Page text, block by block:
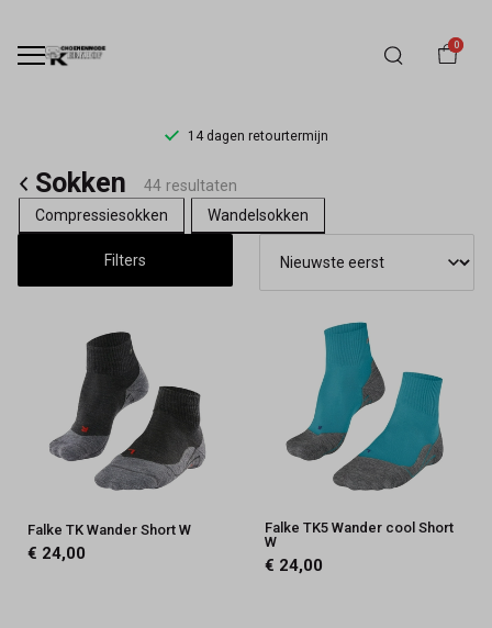
0
14 dagen retourtermijn
Sokken
Schoenmode
Kerkhof
Sokken
44 resultaten
Compressiesokken
Wandelsokken
Filters
Falke TK Wander Short W
€ 24,00
Falke TK5 Wander cool Short
W
€ 24,00